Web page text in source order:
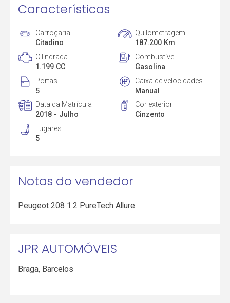
Características
Carroçaria
Citadino
Quilometragem
187.200 Km
Cilindrada
1.199 CC
Combustível
Gasolina
Portas
5
Caixa de velocidades
Manual
Data da Matrícula
2018 - Julho
Cor exterior
Cinzento
Lugares
5
Notas do vendedor
Peugeot 208 1.2 PureTech Allure
JPR AUTOMÓVEIS
Braga, Barcelos